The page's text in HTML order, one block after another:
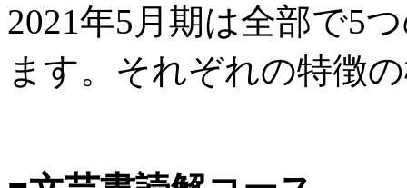
2021年5月期は全部で5
ます。それぞれの特徴